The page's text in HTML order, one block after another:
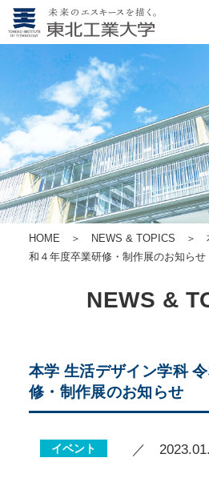
HOME ＞ NEWS & TOPICS ＞ 本
和４年度卒業研修・制作展のお知らせ
NEWS &
本学 生活デザイン学科
修・制作展のお知らせ
イベント ／